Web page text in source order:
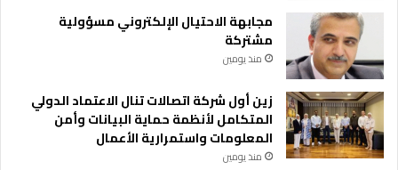
مجابهة الاحتيال الإلكتروني مسؤولية
مشتركة
منذ يومين
زين أول شركة اتصالات تنال الاعتماد الدولي
المتكامل لأنظمة حماية البيانات وأمن
المعلومات واستمرارية الأعمال
منذ يومين